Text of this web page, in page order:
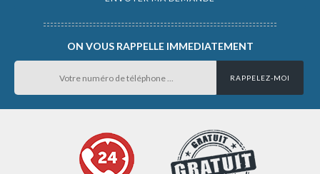
ON VOUS RAPPELLE IMMEDIATEMENT